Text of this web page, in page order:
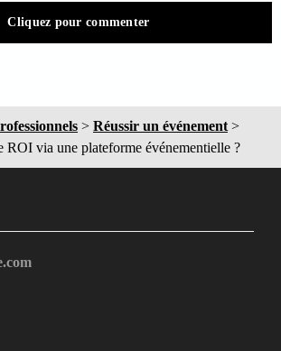
Cliquez pour commenter
> Réussir un événement >
ROI via une plateforme événementielle ?